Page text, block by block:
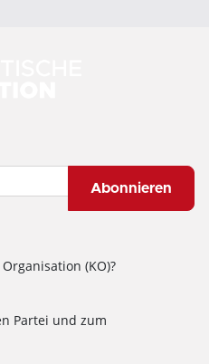
Abonnieren
(KO)?
Partei und zum